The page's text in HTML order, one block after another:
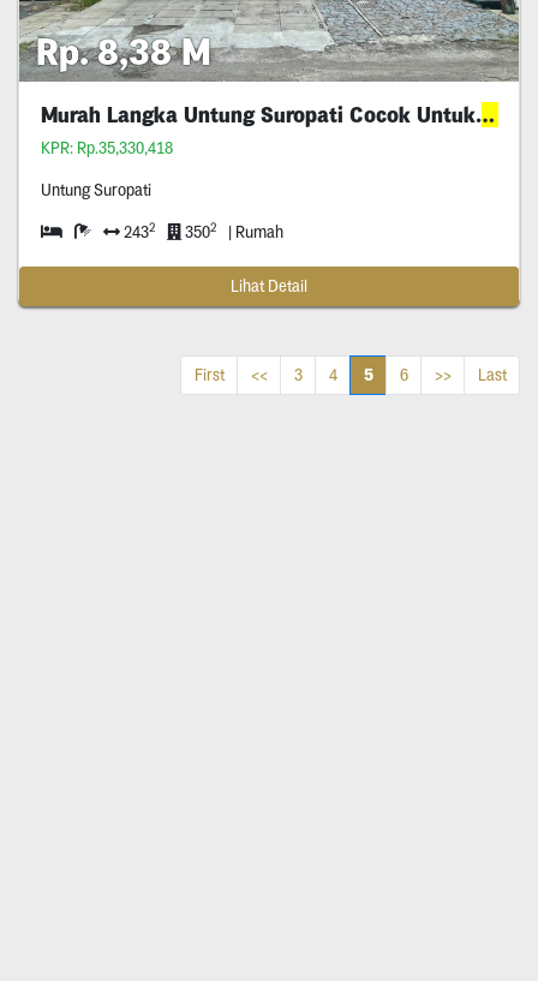
Rp. 8,38 M
Murah Langka Untung Suropati Cocok Untuk
Cafe
KPR: Rp.35,330,418
Untung Suropati
2432 3502 | Rumah
Lihat Detail
First << 3 4 5 6 >> Last